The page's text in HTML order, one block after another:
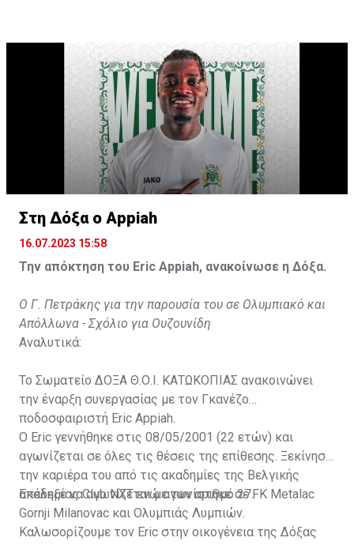
31χρονος άσος.
Στη Δόξα ο Appiah
16.07.2023 15:58
Την απόκτηση του Eric Appiah, ανακοίνωσε η Δόξα.
Ο Γ. Πετράκης για την παρουσία του σε Ολυμπιακό και
Απόλλωνα - Σχόλιο για Ουζουνίδη
Αναλυτικά:
Το Σωματείο ΔΟΞΑ Θ.Ο.Ι. ΚΑΤΩΚΟΠΙΑΣ ανακοινώνει
την έναρξη συνεργασίας με τον Γκανέζο
ποδοσφαιριστή Eric Appiah.
Ο Eric γεννήθηκε στις 08/05/2001 (22 ετών) και
αγωνίζεται σε όλες τις θέσεις της επίθεσης. Ξεκίνησε
την καριέρα του από τις ακαδημίες της Βελγικής
ακαδημίας Club NXT ενώ αγωνίστηκε σε FK Metalac
Gornji Milanovac και Ολυμπιάς Λυμπιών.
Επέλεξε να αγωνίζεται με τον αριθμό 27.
Καλωσορίζουμε τον Eric στην οικογένεια της Δόξας